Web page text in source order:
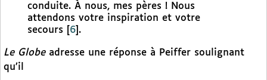
conduite. À nous, mes pères ! Nous
attendons votre inspiration et votre
secours
6 .
Le Globeadresse une réponse à Peiffer soulignant
qu’il